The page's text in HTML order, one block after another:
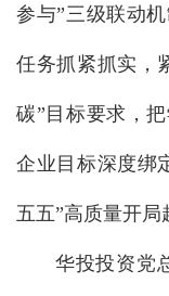
参与”三级联动
任务抓紧抓实，
碳”目标要求，
企业目标深度绑
五五”高质量开局
华投投资党